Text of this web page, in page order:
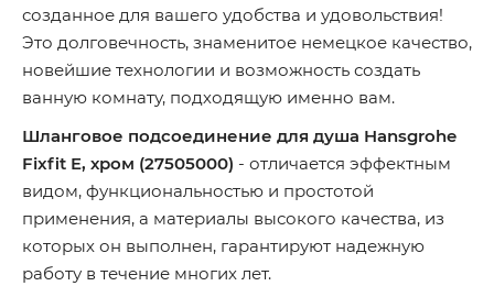
созданное для вашего удобства и удовольствия!
Это долговечность, знаменитое немецкое качество,
новейшие технологии и возможность создать
ванную комнату, подходящую именно вам.
Шланговое подсоединение для душа Hansgrohe
Fixfit E, хром (27505000) - отличается эффектным
видом, функциональностью и простотой
применения, а материалы высокого качества, из
которых он выполнен, гарантируют надежную
работу в течение многих лет.